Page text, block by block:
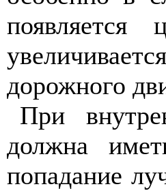
дорожного
При
должна
попадание